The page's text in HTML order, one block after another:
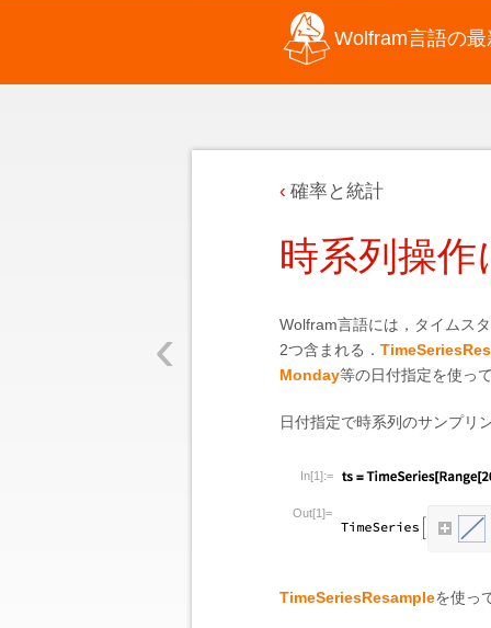
Wolfram言語の
‹
確率と統計
時系列操
Wolfram言語には，タイムス
2つ含まれる．
Monday等の日付指定を使っ
日付指定で時系列のサンプリ
In[1]:=
Out[1]=
TimeSeriesResampleを使っ